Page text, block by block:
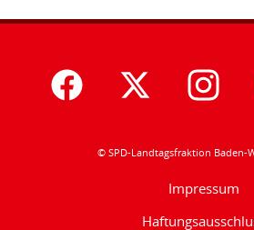
© SPD-Landtagsfraktion Baden-
Impressum